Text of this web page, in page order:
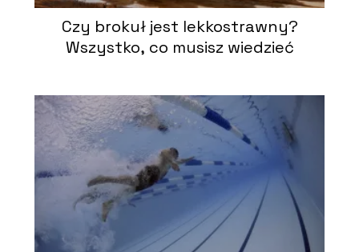
Czy brokuł jest lekkostrawny?
Wszystko, co musisz wiedzieć